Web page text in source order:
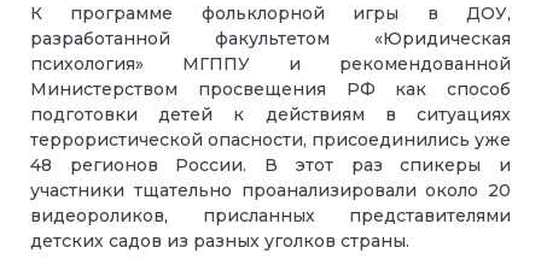
К программе фольклорной игры в ДОУ,
разработанной факультетом «Юридическая
психология» МГППУ и рекомендованной
Министерством просвещения РФ как способ
подготовки детей к действиям в ситуациях
террористической опасности, присоединились уже
48 регионов России. В этот раз спикеры и
участники тщательно проанализировали около 20
видеороликов, присланных представителями
детских садов из разных уголков страны.